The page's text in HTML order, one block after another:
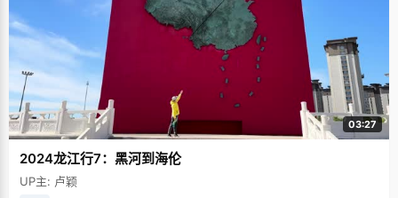
03:27
2024龙江行7：黑河到海伦
UP主: 卢颖